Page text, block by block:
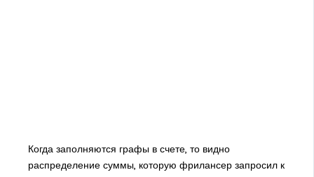
Когда заполняются графы в счете, то видно
распределение суммы, которую фрилансер запросил к